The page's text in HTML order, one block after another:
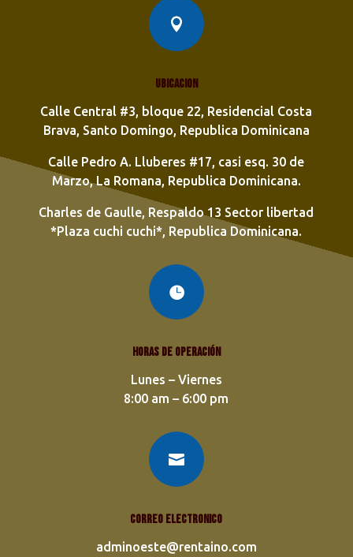

Ubicacion
Calle Central #3, bloque 22, Residencial Costa
Brava, Santo Domingo, Republica Dominicana
Calle Pedro A. Lluberes #17, casi esq. 30 de
Marzo, La Romana, Republica Dominicana.
Charles de Gaulle, Respaldo 13 Sector libertad
*Plaza cuchi cuchi*, Republica Dominicana.

Horas de operación
Lunes – Viernes
8:00 am – 6:00 pm

Correo electronico
adminoeste@rentaino.com